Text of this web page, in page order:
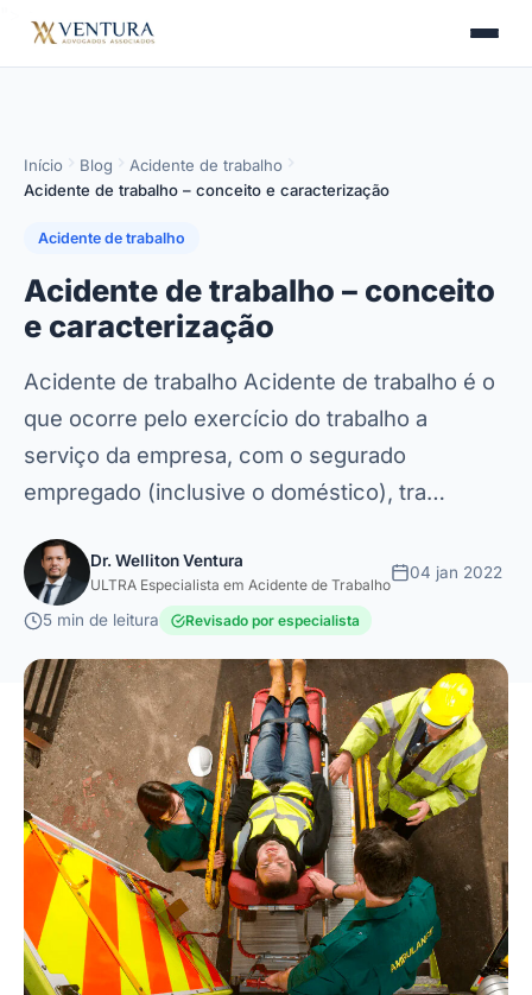
Início Blog
Acidente de trabalho
Acidente de trabalho – conceito e caracterização
Acidente de trabalho
Acidente de trabalho – conceito
e caracterização
Acidente de trabalho Acidente de trabalho é o
que ocorre pelo exercício do trabalho a
serviço da empresa, com o segurado
empregado (inclusive o doméstico), tra…
Dr. Welliton Ventura
ULTRA Especialista em Acidente de Trabalho
04 jan 2022
5 min de leitura Revisado por especialista